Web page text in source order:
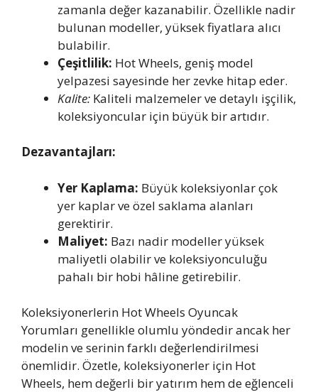
zamanla değer kazanabilir. Özellikle nadir
bulunan modeller, yüksek fiyatlara alıcı
bulabilir.
Çeşitlilik: Hot Wheels, geniş model
yelpazesi sayesinde her zevke hitap eder.
Kalite: Kaliteli malzemeler ve detaylı işçilik,
koleksiyoncular için büyük bir artıdır.
Dezavantajları:
Yer Kaplama: Büyük koleksiyonlar çok
yer kaplar ve özel saklama alanları
gerektirir.
Maliyet: Bazı nadir modeller yüksek
maliyetli olabilir ve koleksiyonculuğu
pahalı bir hobi hâline getirebilir.
Koleksiyonerlerin Hot Wheels Oyuncak
Yorumları genellikle olumlu yöndedir ancak her
modelin ve serinin farklı değerlendirilmesi
önemlidir. Özetle, koleksiyonerler için Hot
Wheels, hem değerli bir yatırım hem de eğlenceli